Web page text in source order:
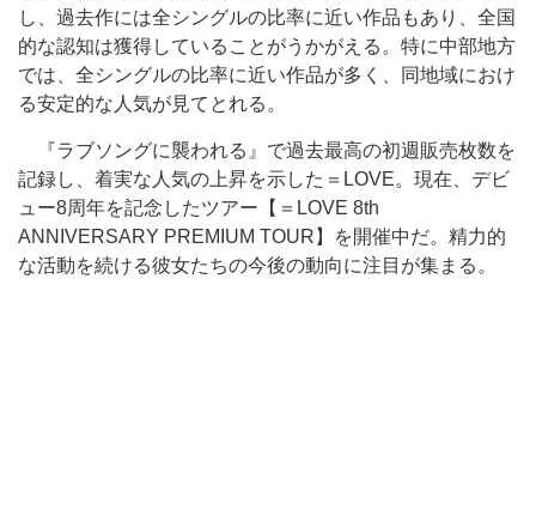
し、過去作には全シングルの比率に近い作品もあり、全国
的な認知は獲得していることがうかがえる。特に中部地方
では、全シングルの比率に近い作品が多く、同地域におけ
る安定的な人気が見てとれる。
『ラブソングに襲われる』で過去最高の初週販売枚数を
記録し、着実な人気の上昇を示した＝LOVE。現在、デビ
ュー8周年を記念したツアー【＝LOVE 8th
ANNIVERSARY PREMIUM TOUR】を開催中だ。精力的
な活動を続ける彼女たちの今後の動向に注目が集まる。